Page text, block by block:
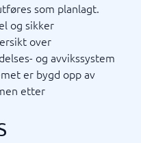
som planlagt.
og sikker
over
og avvikssystem
er bygd opp av
etter